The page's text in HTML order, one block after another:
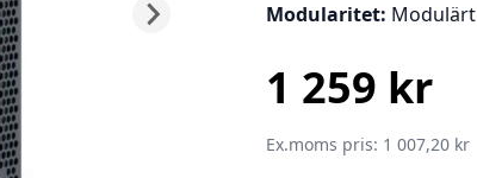
Modularitet: Modulärt
1 259 kr
Ex.moms pris: 1 007,20 kr